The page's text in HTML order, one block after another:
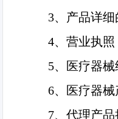
3、产品详
4、营业执照
5、医疗器械
6、医疗器
7、代理产